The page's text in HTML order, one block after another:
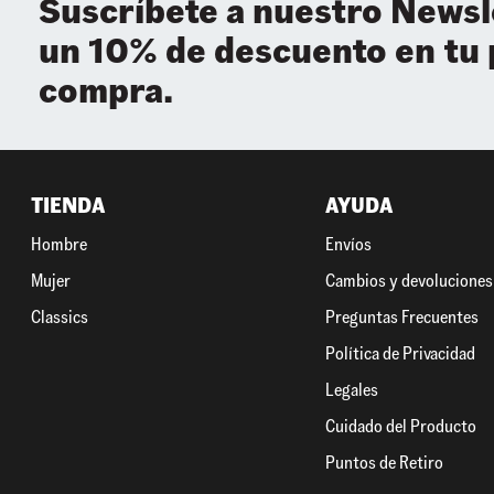
Suscríbete a nuestro
un 10% de descuento en
compra.
TIENDA
Hombre
Mujer
Classics
AYUDA
Envíos
Cambios y devoluciones
Preguntas Frecuentes
Política de Privacidad
Legales
Cuidado del Producto
Puntos de Retiro